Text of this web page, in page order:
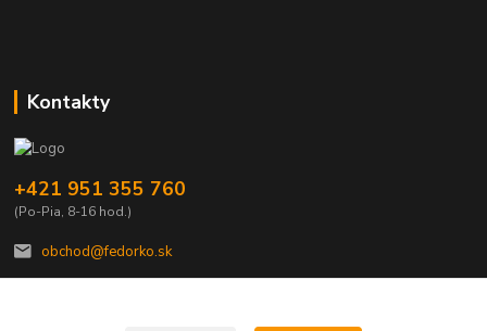
Kontakty
+421 951 355 760
(Po-Pia, 8-16 hod.)
obchod@fedorko.sk